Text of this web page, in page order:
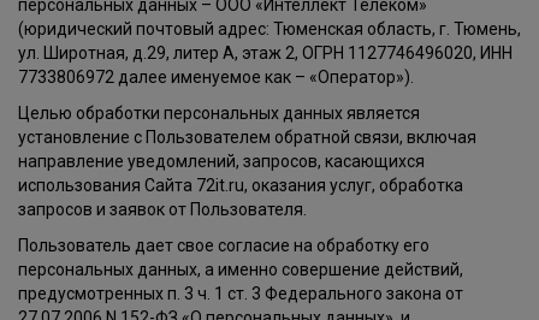
персональных данных – ООО «Интеллект Телеком»
(юридический почтовый адрес: Тюменская область, г. Тюмень,
ул. Широтная, д.29, литер А, этаж 2, ОГРН 1127746496020, ИНН
7733806972 далее именуемое как – «Оператор»).
Целью обработки персональных данных является
установление с Пользователем обратной связи, включая
направление уведомлений, запросов, касающихся
использования Сайта 72it.ru, оказания услуг, обработка
запросов и заявок от Пользователя.
Пользователь дает свое согласие на обработку его
персональных данных, а именно совершение действий,
предусмотренных п. 3 ч. 1 ст. 3 Федерального закона от